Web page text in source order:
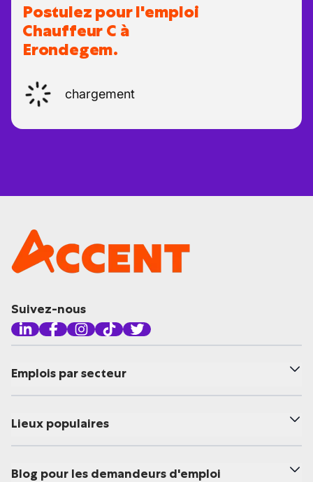
Postulez pour l'emploi
Chauffeur C à
Erondegem.
chargement
Suivez-nous
Emplois par secteur
Lieux populaires
Blog pour les demandeurs d'emploi